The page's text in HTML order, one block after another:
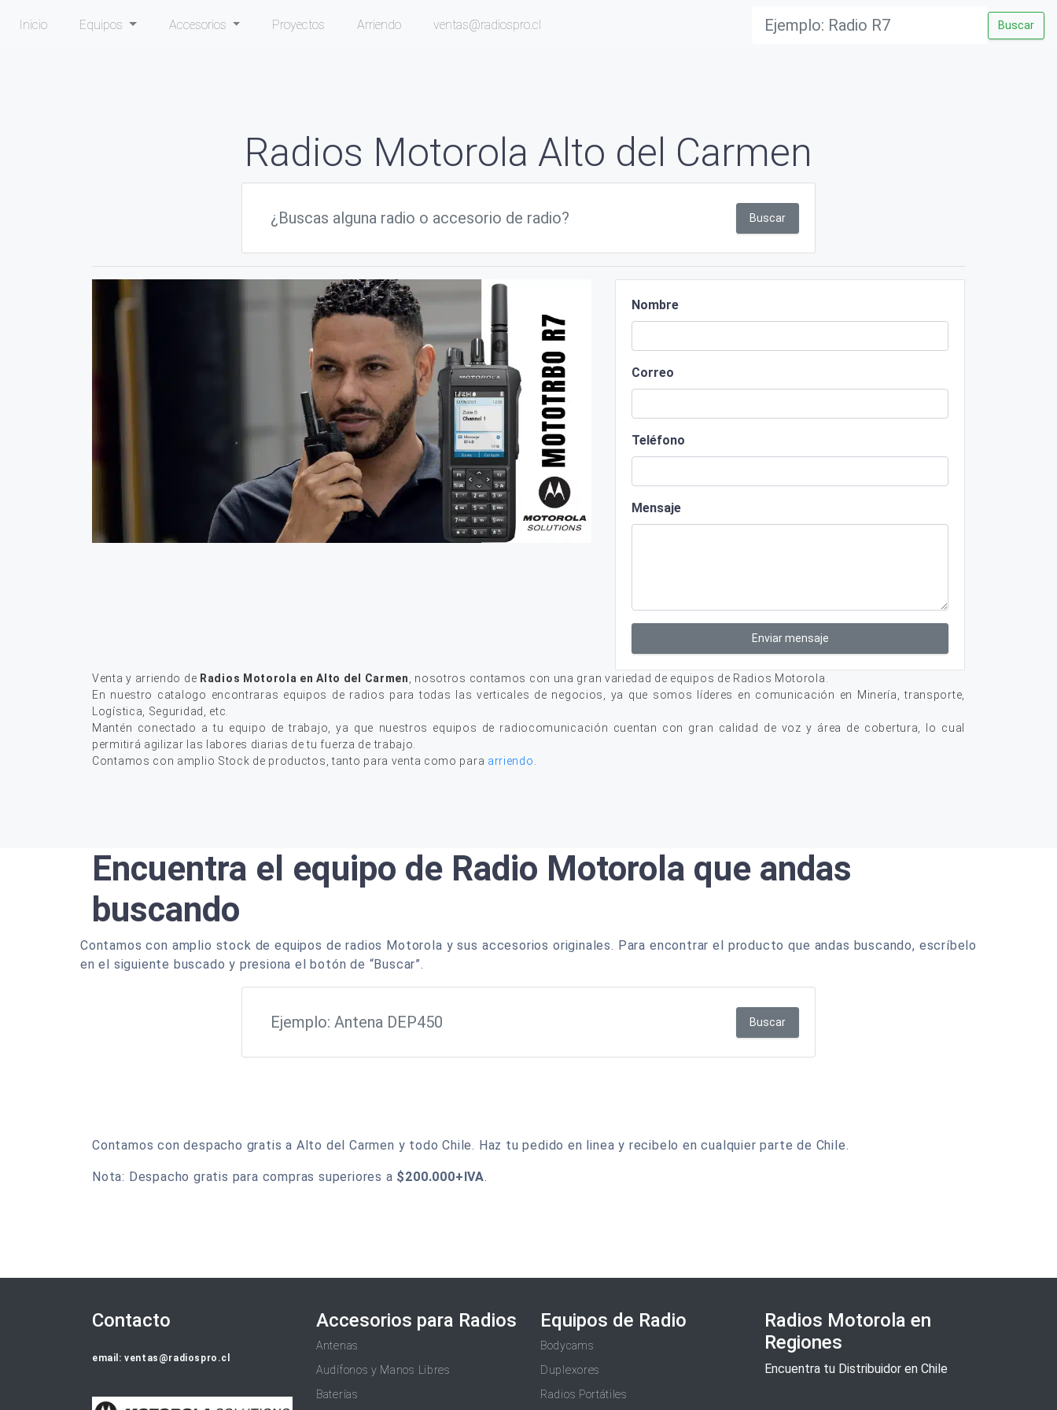
Inicio Equipos Accesorios Proyectos Arriendo ventas@radiospro.cl Buscar
Radios Motorola Alto del Carmen
Buscar
Nombre
Correo
Teléfono
Mensaje
Enviar mensaje
Venta y arriendo de Radios Motorola en Alto del Carmen
, nosotros contamos con una gran variedad de equipos de Radios Motorola.
En nuestro catalogo encontraras equipos de radios para todas las verticales de negocios, ya que somos líderes en comunicación en Minería, transporte,
Logística, Seguridad, etc.
Mantén conectado a tu equipo de trabajo, ya que nuestros equipos de radiocomunicación cuentan con gran calidad de voz y área de cobertura, lo cual
permitirá agilizar las labores diarias de tu fuerza de trabajo.
Contamos con amplio Stock de productos, tanto para venta como para arriendo
Encuentra el equipo de Radio Motorola que andas
buscando
Contamos con amplio stock de equipos de radios Motorola y sus accesorios originales. Para encontrar el producto que andas buscando, escríbelo
en el siguiente buscado y presiona el botón de “Buscar”.
Buscar
Contamos con despacho gratis a Alto del Carmen y todo Chile. Haz tu pedido en linea y recibelo en cualquier parte de Chile.
Nota: Despacho gratis para compras superiores a $200.000+IVA.
Contacto
email: ventas@radiospro.cl
Accesorios para Radios
Antenas
Audífonos y Manos Libres
Baterías
Equipos de Radio
Bodycams
Duplexores
Radios Portátiles
Radios Motorola en
Regiones
Encuentra tu Distribuidor en Chile